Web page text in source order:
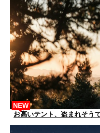
お高いテント、盗まれそう
NEW